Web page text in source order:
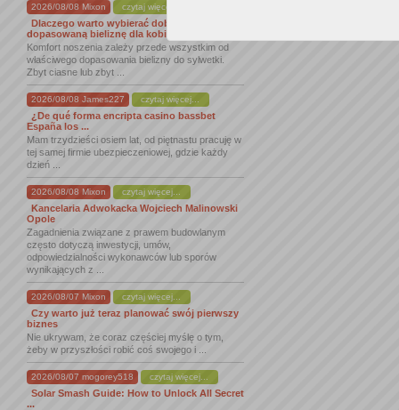
2026/08/08 Mixon czytaj więcej...
Dlaczego warto wybierać dobrze
dopasowaną bieliznę dla kobiet
Komfort noszenia zależy przede wszystkim od
właściwego dopasowania bielizny do sylwetki.
Zbyt ciasne lub zbyt ...
2026/08/08 James227 czytaj więcej...
¿De qué forma encripta casino bassbet
España los ...
Mam trzydzieści osiem lat, od piętnastu pracuję w
tej samej firmie ubezpieczeniowej, gdzie każdy
dzień ...
2026/08/08 Mixon czytaj więcej...
Kancelaria Adwokacka Wojciech Malinowski
Opole
Zagadnienia związane z prawem budowlanym
często dotyczą inwestycji, umów,
odpowiedzialności wykonawców lub sporów
wynikających z ...
2026/08/07 Mixon czytaj więcej...
Czy warto już teraz planować swój pierwszy
biznes
Nie ukrywam, że coraz częściej myślę o tym,
żeby w przyszłości robić coś swojego i ...
2026/08/07 mogorey518 czytaj więcej...
Solar Smash Guide: How to Unlock All Secret
...